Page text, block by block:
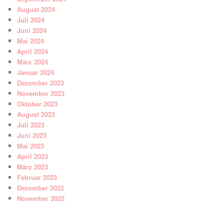
August 2024
Juli 2024
Juni 2024
Mai 2024
April 2024
März 2024
Januar 2024
Dezember 2023
November 2023
Oktober 2023
August 2023
Juli 2023
Juni 2023
Mai 2023
April 2023
März 2023
Februar 2023
Dezember 2022
November 2022